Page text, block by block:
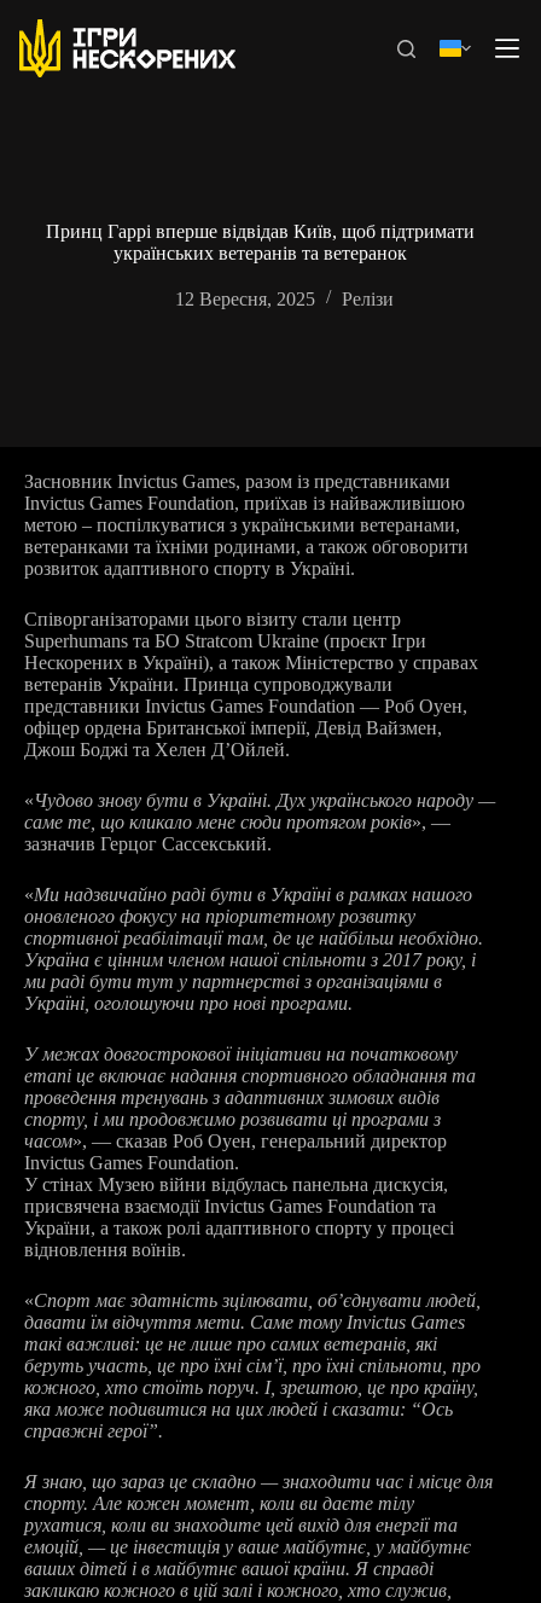
вмісту
Принц Гаррі вперше відвідав Київ, щоб підтримати
українських ветеранів та ветеранок
12 Вересня, 2025 Релізи
Засновник Invictus Games, разом із представниками
Invictus Games Foundation, приїхав із найважливішою
метою – поспілкуватися з українськими ветеранами,
ветеранками та їхніми родинами, а також обговорити
розвиток адаптивного спорту в Україні.
Співорганізаторами цього візиту стали центр
Superhumans та БО Stratcom Ukraine (проєкт Ігри
Нескорених в Україні), а також Міністерство у справах
ветеранів України. Принца супроводжували
представники Invictus Games Foundation — Роб Оуен,
офіцер ордена Британської імперії, Девід Вайзмен,
Джош Боджі та Хелен ДʼОйлей.
«Чудово знову бути в Україні. Дух українського народу —
саме те, що кликало мене сюди протягом років», —
зазначив Герцог Сассекський.
«Ми надзвичайно раді бути в Україні в рамках нашого
оновленого фокусу на пріоритетному розвитку
спортивної реабілітації там, де це найбільш необхідно.
Україна є цінним членом нашої спільноти з 2017 року, і
ми раді бути тут у партнерстві з організаціями в
Україні, оголошуючи про нові програми.
У межах довгострокової ініціативи на початковому
етапі це включає надання спортивного обладнання та
проведення тренувань з адаптивних зимових видів
спорту, і ми продовжимо розвивати ці програми з
часом», — сказав Роб Оуен, генеральний директор
Invictus Games Foundation.
У стінах Музею війни відбулась панельна дискусія,
присвячена взаємодії Invictus Games Foundation та
України, а також ролі адаптивного спорту у процесі
відновлення воїнів.
«Спорт має здатність зцілювати, об’єднувати людей,
давати їм відчуття мети. Саме тому Invictus Games
такі важливі: це не лише про самих ветеранів, які
беруть участь, це про їхні сім’ї, про їхні спільноти, про
кожного, хто стоїть поруч. І, зрештою, це про країну,
яка може подивитися на цих людей і сказати: “Ось
справжні герої”.
Я знаю, що зараз це складно — знаходити час і місце для
спорту. Але кожен момент, коли ви даєте тілу
рухатися, коли ви знаходите цей вихід для енергії та
емоцій, — це інвестиція у ваше майбутнє, у майбутнє
ваших дітей і в майбутнє вашої країни. Я справді
закликаю кожного в цій залі і кожного, хто служив,